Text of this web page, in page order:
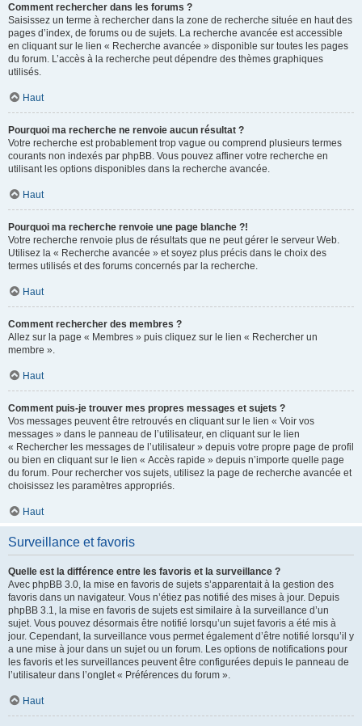
Comment rechercher dans les forums ?
Saisissez un terme à rechercher dans la zone de recherche située en haut des
pages d’index, de forums ou de sujets. La recherche avancée est accessible
en cliquant sur le lien « Recherche avancée » disponible sur toutes les pages
du forum. L’accès à la recherche peut dépendre des thèmes graphiques
utilisés.
Haut
Pourquoi ma recherche ne renvoie aucun résultat ?
Votre recherche est probablement trop vague ou comprend plusieurs termes
courants non indexés par phpBB. Vous pouvez affiner votre recherche en
utilisant les options disponibles dans la recherche avancée.
Haut
Pourquoi ma recherche renvoie une page blanche ?!
Votre recherche renvoie plus de résultats que ne peut gérer le serveur Web.
Utilisez la « Recherche avancée » et soyez plus précis dans le choix des
termes utilisés et des forums concernés par la recherche.
Haut
Comment rechercher des membres ?
Allez sur la page « Membres » puis cliquez sur le lien « Rechercher un
membre ».
Haut
Comment puis-je trouver mes propres messages et sujets ?
Vos messages peuvent être retrouvés en cliquant sur le lien « Voir vos
messages » dans le panneau de l’utilisateur, en cliquant sur le lien
« Rechercher les messages de l’utilisateur » depuis votre propre page de profil
ou bien en cliquant sur le lien « Accès rapide » depuis n’importe quelle page
du forum. Pour rechercher vos sujets, utilisez la page de recherche avancée et
choisissez les paramètres appropriés.
Haut
Surveillance et favoris
Quelle est la différence entre les favoris et la surveillance ?
Avec phpBB 3.0, la mise en favoris de sujets s’apparentait à la gestion des
favoris dans un navigateur. Vous n’étiez pas notifié des mises à jour. Depuis
phpBB 3.1, la mise en favoris de sujets est similaire à la surveillance d’un
sujet. Vous pouvez désormais être notifié lorsqu’un sujet favoris a été mis à
jour. Cependant, la surveillance vous permet également d’être notifié lorsqu’il y
a une mise à jour dans un sujet ou un forum. Les options de notifications pour
les favoris et les surveillances peuvent être configurées depuis le panneau de
l’utilisateur dans l’onglet « Préférences du forum ».
Haut